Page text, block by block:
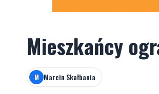
Mieszkańcy
M Marcin Skałbania